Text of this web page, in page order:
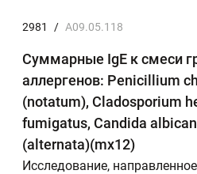
2981 / A09.05.118
Суммарные IgE к смеси
аллергенов: Penicillium
(notatum), Cladosporium
fumigatus, Candida
(alternata)(mx12)
Исследование,